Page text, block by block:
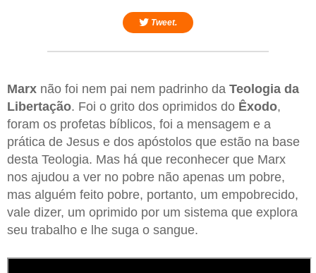
Tweet.
Marx não foi nem pai nem padrinho da Teologia da
Libertação. Foi o grito dos oprimidos do Êxodo,
foram os profetas bíblicos, foi a mensagem e a
prática de Jesus e dos apóstolos que estão na base
desta Teologia. Mas há que reconhecer que Marx
nos ajudou a ver no pobre não apenas um pobre,
mas alguém feito pobre, portanto, um empobrecido,
vale dizer, um oprimido por um sistema que explora
seu trabalho e lhe suga o sangue.